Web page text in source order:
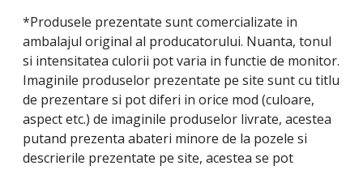
*Produsele prezentate sunt comercializate in
ambalajul original al producatorului. Nuanta, tonul
si intensitatea culorii pot varia in functie de monitor.
Imaginile produselor prezentate pe site sunt cu titlu
de prezentare si pot diferi in orice mod (culoare,
aspect etc.) de imaginile produselor livrate, acestea
putand prezenta abateri minore de la pozele si
descrierile prezentate pe site, acestea se pot